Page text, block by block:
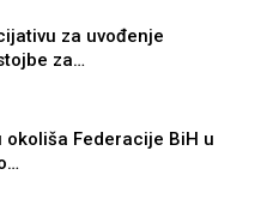
za uvođenje
za…
okoliša Federacije BiH u